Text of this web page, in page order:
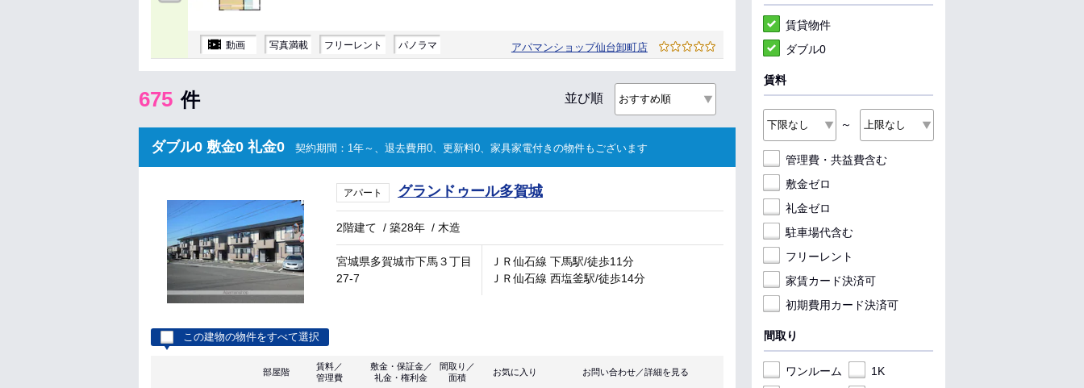
動画 写真満載 フリーレント パノラマ アパマンショップ仙台卸町店
675 件 並び順
ダブル0 敷金0 礼金0 契約期間：1年～、退去費用0、更新料0、家具家電付きの物件もございます
アパート グランドゥール多賀城
2階建て /築28年 / 木造
宮城県多賀城市下馬３丁目
27-7
ＪＲ仙石線 下馬駅/徒歩11分
ＪＲ仙石線 西塩釜駅/徒歩14分
この建物の物件をすべて選択
部屋階
賃料／
管理費
敷金・保証金／
礼金・権利金
間取り／
面積
お気に入り お問い合わせ／詳細を見る
賃貸物件
ダブル0
賃料
～
管理費・共益費含む
敷金ゼロ
礼金ゼロ
駐車場代含む
フリーレント
家賃カード決済可
初期費用カード決済可
間取り
ワンルーム
1K